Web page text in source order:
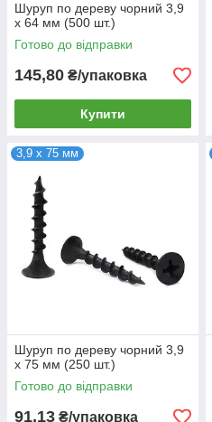
Шуруп по дереву чорний 3,9
х 64 мм (500 шт.)
Готово до відправки
145,80 ₴/упаковка
Купити
3,9 х 75 мм
Шуруп по дереву чорний 3,9
х 75 мм (250 шт.)
Готово до відправки
91,13 ₴/упаковка